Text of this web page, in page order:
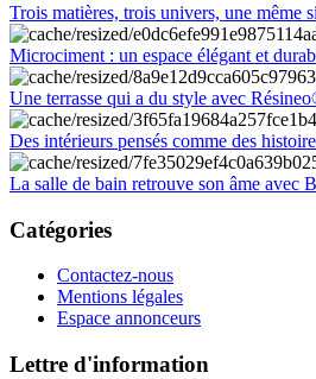
Trois matières, trois univers, une même
Microciment : un espace élégant et
Une terrasse qui a du style avec
Des intérieurs pensés comme des
La salle de bain retrouve son âme avec
Catégories
Contactez-nous
Mentions légales
Espace annonceurs
Lettre d'information